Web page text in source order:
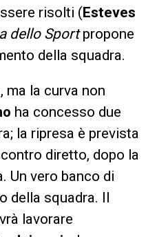
risolti (Esteves
dello Sportpropone
della squadra.
ma la curva non
ha concesso due
la ripresa è prevista
diretto, dopo la
Un vero banco di
della squadra. Il
lavorare